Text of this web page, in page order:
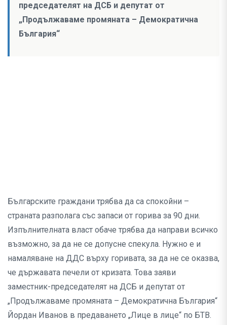
председателят на ДСБ и депутат от
„Продължаваме промяната – Демократична
България“
Българските граждани трябва да са спокойни –
страната разполага със запаси от горива за 90 дни.
Изпълнителната власт обаче трябва да направи всичко
възможно, за да не се допусне спекула. Нужно е и
намаляване на ДДС върху горивата, за да не се оказва,
че държавата печели от кризата. Това заяви
заместник-председателят на ДСБ и депутат от
„Продължаваме промяната – Демократична България“
Йордан Иванов в предаването „Лице в лице“ по БТВ.